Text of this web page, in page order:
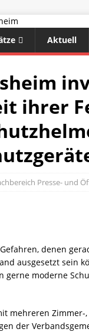
Aktuell
ihrer
Presse- und
denen
ausgesetzt sein
gerne moderne
mehreren
der